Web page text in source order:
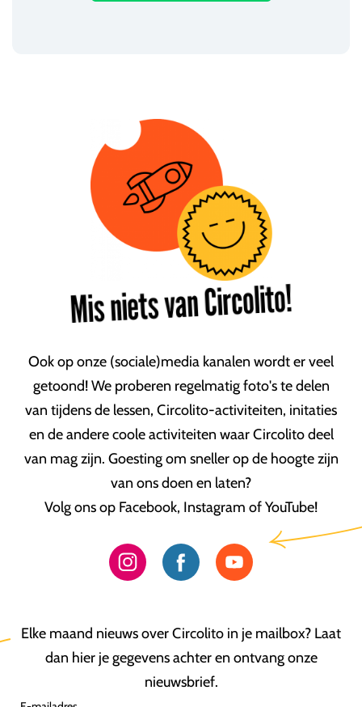
Mis niets van Circolito!
Ook op onze (sociale)media kanalen wordt er veel
getoond! We proberen regelmatig foto's te delen
van tijdens de lessen, Circolito-activiteiten, initaties
en de andere coole activiteiten waar Circolito deel
van mag zijn. Goesting om sneller op de hoogte zijn
van ons doen en laten?
Volg ons op Facebook, Instagram of YouTube!
Elke maand nieuws over Circolito in je mailbox? Laat
dan hier je gegevens achter en ontvang onze
nieuwsbrief.